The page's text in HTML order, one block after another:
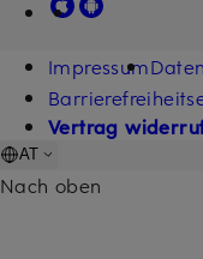
Impressum
Vertrag
AT
Nach oben